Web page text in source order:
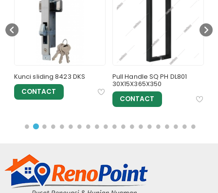
Kunci sliding 8423 DKS
CONTACT
Pull Handle SQ PH DL801
30X15X365X350
CONTACT